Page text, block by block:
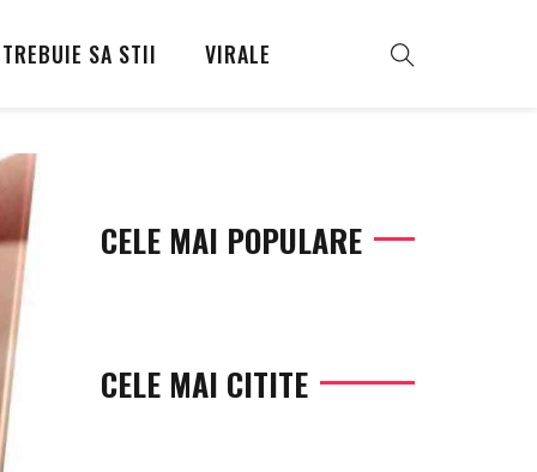
TREBUIE SA STII VIRALE
CELE MAI POPULARE
CELE MAI CITITE